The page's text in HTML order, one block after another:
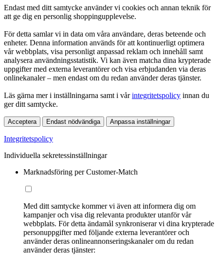
Endast med ditt samtycke använder vi cookies och annan teknik för
att ge dig en personlig shoppingupplevelse.
För detta samlar vi in data om våra användare, deras beteende och
enheter. Denna information används för att kontinuerligt optimera
vår webbplats, visa personligt anpassad reklam och innehåll samt
analysera användningsstatistik. Vi kan även matcha dina krypterade
uppgifter med externa leverantörer och visa erbjudanden via deras
onlinekanaler – men endast om du redan använder deras tjänster.
Läs gärna mer i inställningarna samt i vårintegritetspolicy innan du
ger ditt samtycke.
Acceptera Endast nödvändiga Anpassa inställningar
Integritetspolicy
Individuella sekretessinställningar
Marknadsföring per Customer-Match
Med ditt samtycke kommer vi även att informera dig om
kampanjer och visa dig relevanta produkter utanför vår
webbplats. För detta ändamål synkroniserar vi dina krypterade
personuppgifter med följande externa leverantörer och
använder deras onlineannonseringskanaler om du redan
använder deras tjänster: